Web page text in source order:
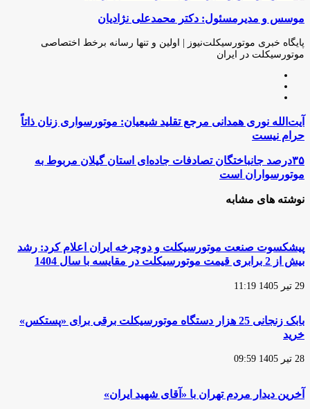
از
ایمیل
موسس و مدیرمسئول: دکتر محمدعلی نژادیان
پایگاه خبری موتورسیکلت‌نیوز | اولین و تنها رسانه برخط اختصاصی
موتورسیکلت در ایران
آیت‌الله
نوری
همدانی
مرجع
تقلید
شیعیان:
زنان
آیت‌الله نوری همدانی مرجع تقلید شیعیان: موتورسواری زنان ذاتاً
حرام نیست
۳۵درصد
جانباختگان
تصادفات
جاده‌ای
استان
موتورسواران
است
۳۵درصد جانباختگان تصادفات جاده‌ای استان گیلان مربوط به
موتورسواران است
نوشته های مشابه
پیشکسوت صنعت موتورسیکلت و دوچرخه ایران اعلام کرد: رشد
بیش از 2 برابری قیمت موتورسیکلت در مقایسه با سال 1404
29 تیر 1405 11:19
بابک زنجانی 25 هزار دستگاه موتورسیکلت برقی برای «پستکس»
خرید
28 تیر 1405 09:59
آخرین دیدار مردم تهران با «آقای شهید ایران»